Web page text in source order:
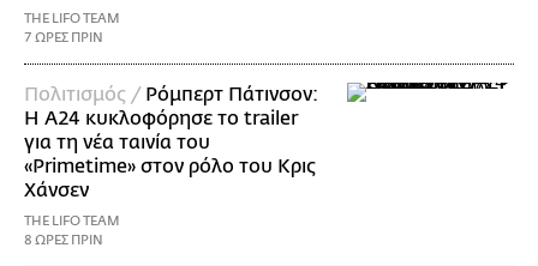
THE LIFO TEAM
7 ΩΡΕΣ ΠΡΙΝ
Πολιτισμός / Ρόμπερτ Πάτινσον:
Η Α24 κυκλοφόρησε το trailer
για τη νέα ταινία του
«Primetime» στον ρόλο του Κρις
Χάνσεν
THE LIFO TEAM
8 ΩΡΕΣ ΠΡΙΝ